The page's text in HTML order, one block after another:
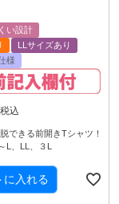
い設計
LLサイズあり
様
税込
できる前開きTシャツ！
L、LL、３L
に入れる